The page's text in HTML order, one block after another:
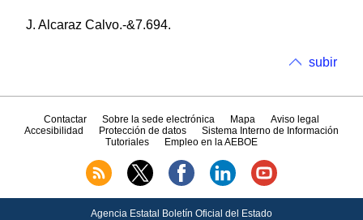
J. Alcaraz Calvo.-&7.694.
subir
Contactar Sobre la sede electrónica Mapa
Aviso legal
Accesibilidad
Protección de datos
Sistema Interno de Información
Tutoriales
Empleo en la AEBOE
Agencia Estatal Boletín Oficial del Estado